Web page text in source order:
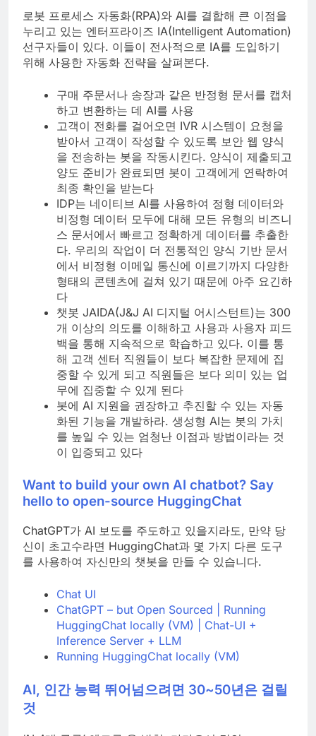
로봇 프로세스 자동화(RPA)와 AI를 결합해 큰 이점을
누리고 있는 엔터프라이즈 IA(Intelligent Automation)
선구자들이 있다. 이들이 전사적으로 IA를 도입하기
위해 사용한 자동화 전략을 살펴본다.
구매 주문서나 송장과 같은 반정형 문서를 캡처
하고 변환하는 데 AI를 사용
고객이 전화를 걸어오면 IVR 시스템이 요청을
받아서 고객이 작성할 수 있도록 보안 웹 양식
을 전송하는 봇을 작동시킨다. 양식이 제출되고
양도 준비가 완료되면 봇이 고객에게 연락하여
최종 확인을 받는다
IDP는 네이티브 AI를 사용하여 정형 데이터와
비정형 데이터 모두에 대해 모든 유형의 비즈니
스 문서에서 빠르고 정확하게 데이터를 추출한
다. 우리의 작업이 더 전통적인 양식 기반 문서
에서 비정형 이메일 통신에 이르기까지 다양한
형태의 콘텐츠에 걸쳐 있기 때문에 아주 요긴하
다
챗봇 JAIDA(J&J AI 디지털 어시스턴트)는 300
개 이상의 의도를 이해하고 사용과 사용자 피드
백을 통해 지속적으로 학습하고 있다. 이를 통
해 고객 센터 직원들이 보다 복잡한 문제에 집
중할 수 있게 되고 직원들은 보다 의미 있는 업
무에 집중할 수 있게 된다
봇에 AI 지원을 권장하고 추진할 수 있는 자동
화된 기능을 개발하라. 생성형 AI는 봇의 가치
를 높일 수 있는 엄청난 이점과 방법이라는 것
이 입증되고 있다
Want to build your own AI chatbot? Say
hello to open-source HuggingChat
ChatGPT가 AI 보도를 주도하고 있을지라도, 만약 당
신이 초고수라면 HuggingChat과 몇 가지 다른 도구
를 사용하여 자신만의 챗봇을 만들 수 있습니다.
Chat UI
ChatGPT – but Open Sourced | Running
HuggingChat locally (VM) | Chat-UI +
Inference Server + LLM
Running HuggingChat locally (VM)
AI, 인간 능력 뛰어넘으려면 30~50년은 걸릴
것